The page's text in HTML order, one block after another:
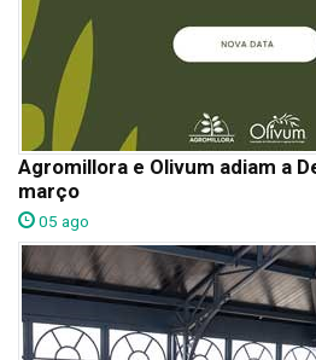
Agromillora e Olivum adiam a
março
05 ago